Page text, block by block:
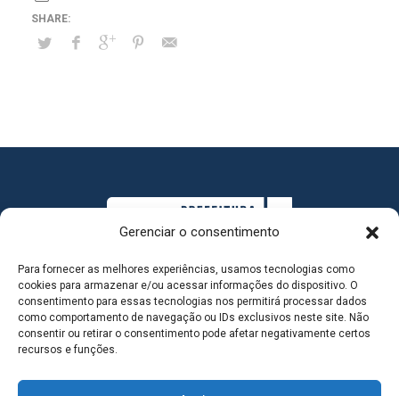
Gerenciar o consentimento
Para fornecer as melhores experiências, usamos tecnologias como
cookies para armazenar e/ou acessar informações do dispositivo. O
consentimento para essas tecnologias nos permitirá processar dados
como comportamento de navegação ou IDs exclusivos neste site. Não
consentir ou retirar o consentimento pode afetar negativamente certos
recursos e funções.
MAPA DO SITE